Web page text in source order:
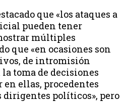
que «los ataques a
pueden tener
múltiples
que «en ocasiones son
de intromisión
toma de decisiones
ellas, procedentes
dirigentes políticos», pero